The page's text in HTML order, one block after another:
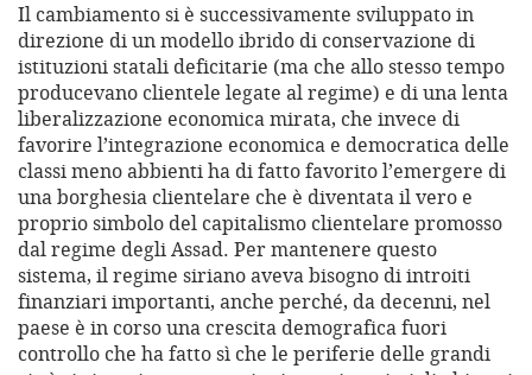
Il cambiamento si è successivamente sviluppato in
direzione di un modello ibrido di conservazione di
istituzioni statali deficitarie (ma che allo stesso tempo
producevano clientele legate al regime) e di una lenta
liberalizzazione economica mirata, che invece di
favorire l’integrazione economica e democratica delle
classi meno abbienti ha di fatto favorito l’emergere di
una borghesia clientelare che è diventata il vero e
proprio simbolo del capitalismo clientelare promosso
dal regime degli Assad. Per mantenere questo
sistema, il regime siriano aveva bisogno di introiti
finanziari importanti, anche perché, da decenni, nel
paese è in corso una crescita demografica fuori
controllo che ha fatto sì che le periferie delle grandi